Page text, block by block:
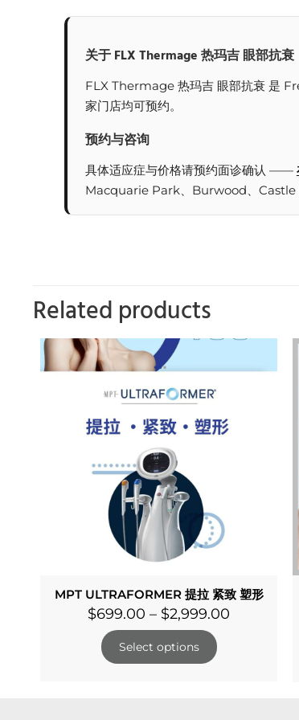
关于 FLX Thermage 热玛吉 眼部抗衰
FLX Thermage 热玛吉 眼部抗衰 是
家门店均可预约。
预约与咨询
具体适应症与价格请预约面诊确认 ——
Macquarie Park、Burwood、Castle
Related products
MPT ULTRAFORMER 提拉 紧致 塑形
$699.00 – $2,999.00
Select options